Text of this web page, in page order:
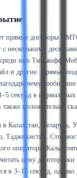
прямые договоры с
несколькими
них Тинькофф
и другие. Прямые
чему сообщение
секунд в нормальных
положительно
Казахстан, Беларусь,
оператора.
цену до
в 3–15 секунд, однако